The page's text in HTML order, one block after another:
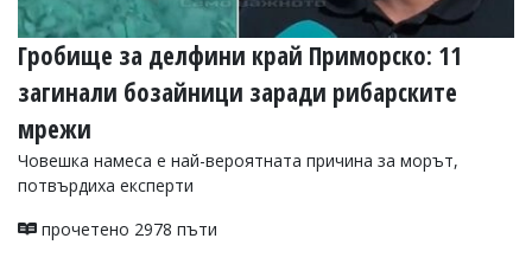
Гробище за делфини край Приморско: 11
загинали бозайници заради рибарските
мрежи
Човешка намеса е най-вероятната причина за морът,
потвърдиха експерти
прочетено 2978 пъти